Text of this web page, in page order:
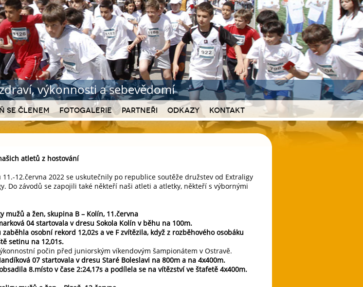
, výkonnosti a sebevědomí
se členem Fotogalerie Partneři Odkazy Kontakt
atletů z hostování
11.-12.června 2022 se uskutečnily po republice soutěže družstev od Extraligy
Do závodů se zapojili také někteří naši atleti a atletky, někteří s výbornými
mužů a žen, skupina B – Kolín, 11.června
04 startovala v dresu Sokola Kolín v běhu na 100m.
zaběhla osobní rekord 12,02s a ve F zvítězila, když z rozběhového osobáku
setinu na 12,01s.
počin před juniorským víkendovým šampionátem v Ostravě.
07 startovala v dresu Staré Boleslavi na 800m a na 4x400m.
8.místo v čase 2:24,17s a podílela se na vítězství ve štafetě 4x400m.